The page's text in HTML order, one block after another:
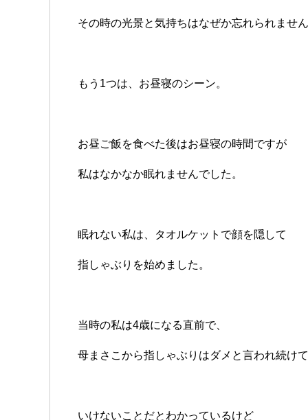
その時の光景と気持ちはなぜか忘れられません
もう1つは、お昼寝のシーン。
お昼ご飯を食べた後はお昼寝の時間ですが
私はなかなか眠れませんでした。
眠れない私は、タオルケットで顔を隠して
指しゃぶりを始めました。
当時の私は4歳になる直前で、
母まさこから指しゃぶりはダメと言われ続けて
いけないことだとわかっているけど